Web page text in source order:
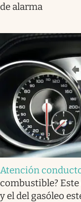
de alarma
Atención
combustible?
y el del gasóleo